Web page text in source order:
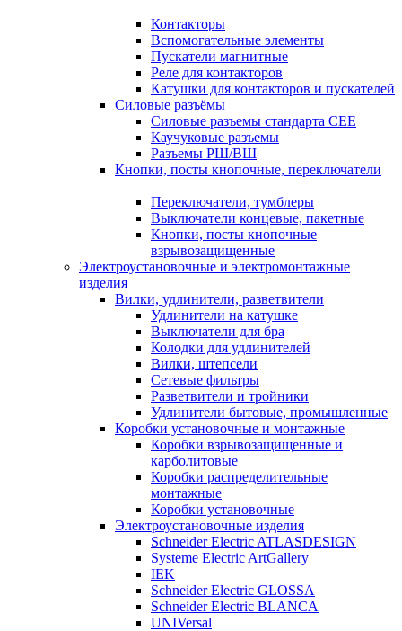
Контакторы
Вспомогательные элементы
Пускатели магнитные
Реле для контакторов
Катушки для контакторов и пускателей
Силовые разъёмы
Силовые разъемы стандарта СЕЕ
Каучуковые разъемы
Разъемы РШ/ВШ
Кнопки, посты кнопочные, переключатели
Переключатели, тумблеры
Выключатели концевые, пакетные
Кнопки, посты кнопочные
взрывозащищенные
Электроустановочные и электромонтажные
изделия
Вилки, удлинители, разветвители
Удлинители на катушке
Выключатели для бра
Колодки для удлинителей
Вилки, штепсели
Сетевые фильтры
Разветвители и тройники
Удлинители бытовые, промышленные
Коробки установочные и монтажные
Коробки взрывозащищенные и
карболитовые
Коробки распределительные
монтажные
Коробки установочные
Электроустановочные изделия
Schneider Electric ATLASDESIGN
Systeme Electric ArtGallery
IEK
Schneider Electric GLOSSA
Schneider Electric BLANCA
UNIVersal